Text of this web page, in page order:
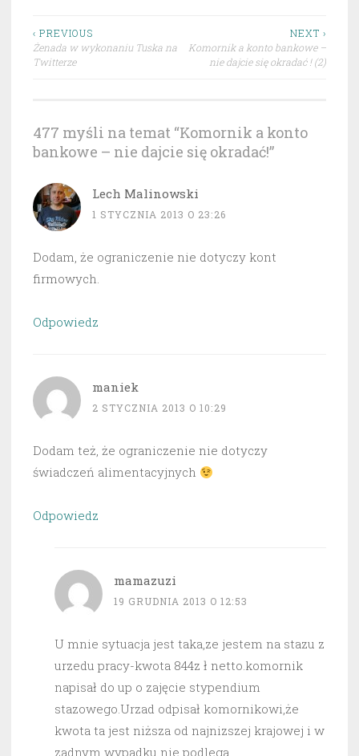
Nawigacja
wpisu
‹ PREVIOUS
Żenada w wykonaniu Tuska na
Twitterze
NEXT ›
Komornik a konto bankowe –
nie dajcie się okradać ! (2)
477 myśli na temat “Komornik a konto
bankowe – nie dajcie się okradać!”
Lech Malinowski
1 STYCZNIA 2013 O 23:26
Dodam, że ograniczenie nie dotyczy kont
firmowych.
Odpowiedz
maniek
2 STYCZNIA 2013 O 10:29
Dodam też, że ograniczenie nie dotyczy
świadczeń alimentacyjnych
Odpowiedz
mamazuzi
19 GRUDNIA 2013 O 12:53
U mnie sytuacja jest taka,ze jestem na stazu z
urzedu pracy-kwota 844z ł netto.komornik
napisał do up o zajęcie stypendium
stazowego.Urzad odpisał komornikowi,że
kwota ta jest niższa od najnizszej krajowej i w
zadnym wypadku nie podlega